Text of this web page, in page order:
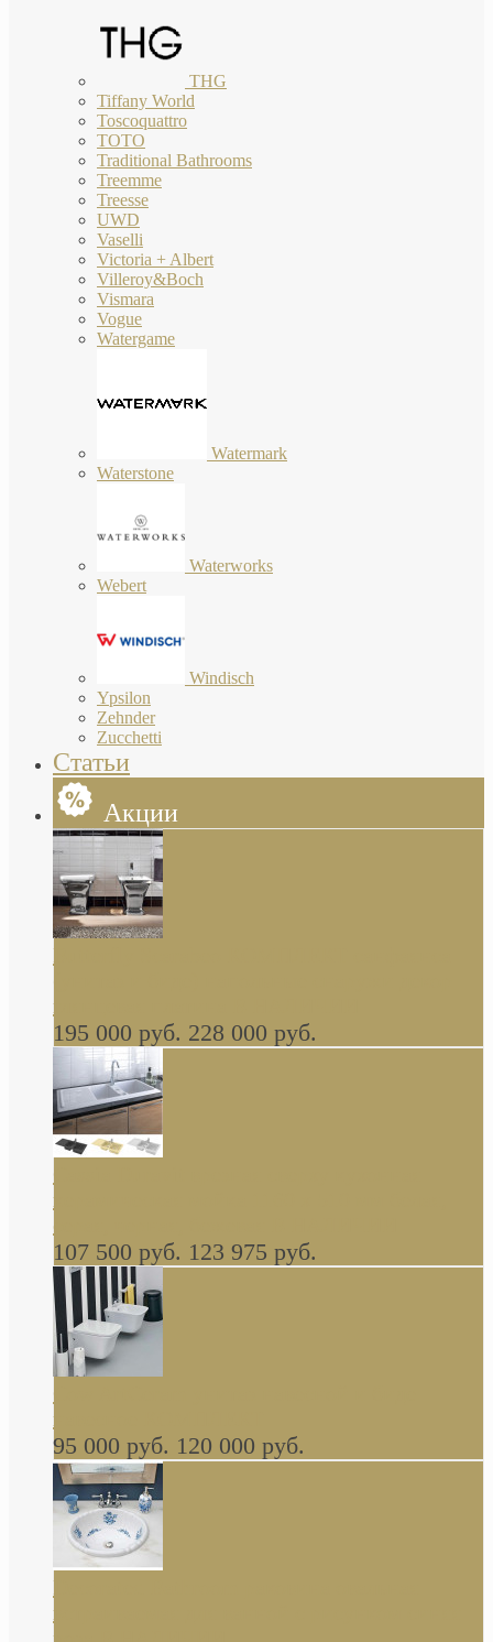
THG
Tiffany World
Toscoquattro
TOTO
Traditional Bathrooms
Treemme
Treesse
UWD
Vaselli
Victoria + Albert
Villeroy&Boch
Vismara
Vogue
Watergame
Watermark
Waterstone
Waterworks
Webert
Windisch
Ypsilon
Zehnder
Zucchetti
Статьи
Акции
Butterfly Scarabeo КОМПЛЕКТ санфаянса
глянцевая платина В НАЛИЧИИ
195 000 руб. 228 000 руб.
керамическая мойка 1160 x 510 мм белая,
серая, черная, бежевая В НАЛИЧИИ
107 500 руб. 123 975 руб.
навесное КОМПЛЕКТ
95 000 руб. 120 000 руб.
Decorated Bathroom раковина овальная
встраиваемая для ванной с рисунком синяя